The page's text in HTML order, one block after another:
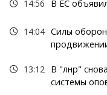
14:56 В ЕС
14:04 Силы
13:12 В "лнр"
системы